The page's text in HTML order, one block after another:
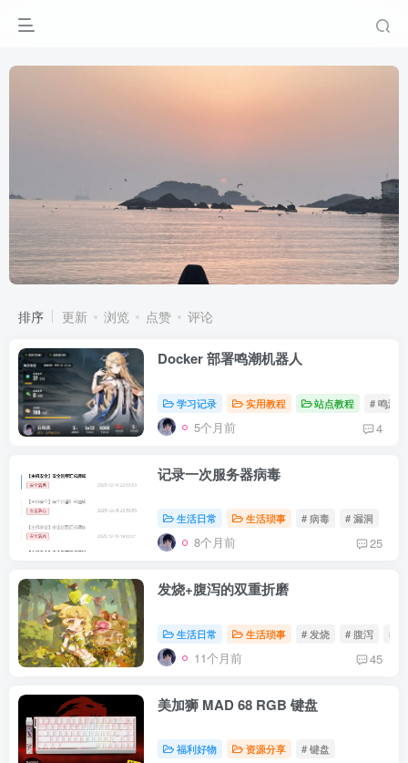
排序 更新 浏览 点赞 评论
Docker 部署鸣潮机器人
学习记录 实用教程 站点教程 # 鸣潮
5个月前 4
记录一次服务器病毒
生活日常 生活琐事 # 病毒 # 漏洞
8个月前 25
发烧+腹泻的双重折磨
生活日常 生活琐事 # 发烧 # 腹泻 #
11个月前 45
美加狮 MAD 68 RGB 键盘
福利好物 资源分享 # 键盘